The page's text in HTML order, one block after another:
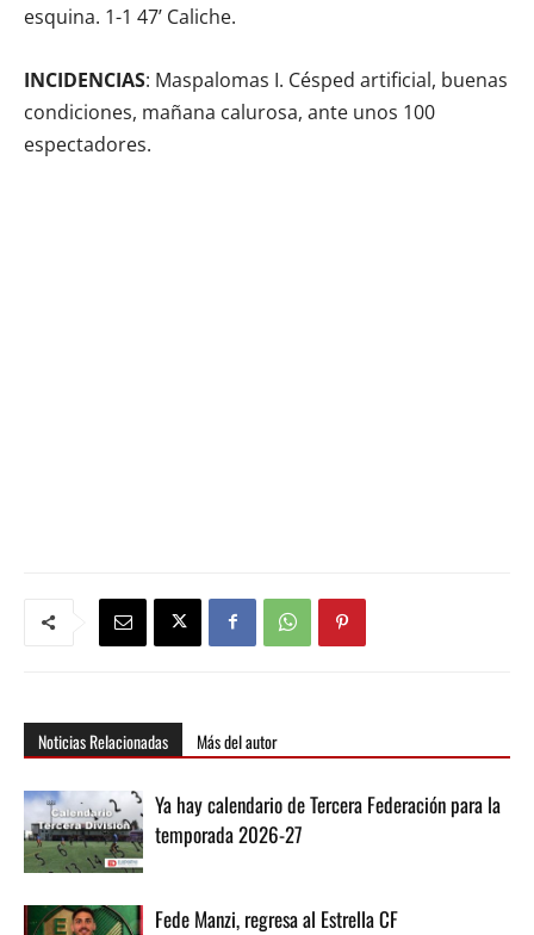
esquina. 1-1 47’ Caliche.
INCIDENCIAS: Maspalomas I. Césped artificial, buenas
condiciones, mañana calurosa, ante unos 100
espectadores.
Noticias Relacionadas Más del autor
Ya hay calendario de Tercera Federación para la
temporada 2026-27
Fede Manzi, regresa al Estrella CF